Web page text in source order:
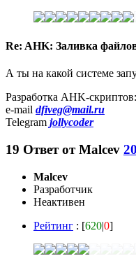
Re: AHK: Заливка
А ты на какой системе
Разработка AHK-скриптов:
e-mail dfiveg@mail.ru
Telegram jollycoder
19 Ответ отMalcev
Malcev
Разработчик
Неактивен
Рейтинг : [620|0]